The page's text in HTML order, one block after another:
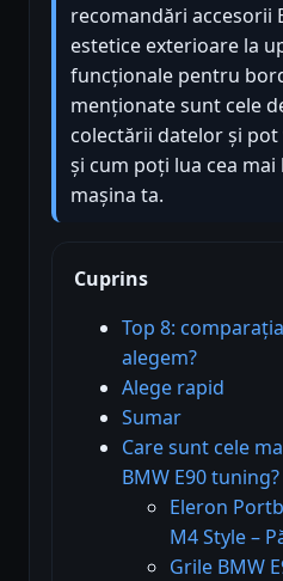
recomandări accesorii
estetice exterioare la
funcționale pentru
menționate sunt cele
colectării datelor și pot
și cum poți lua cea
mașina ta.
Cuprins
Top 8:
alegem?
Alege rapid
Sumar
Care sunt cele
BMW E90 tuning?
Eleron
M4 Style –
Grile BMW